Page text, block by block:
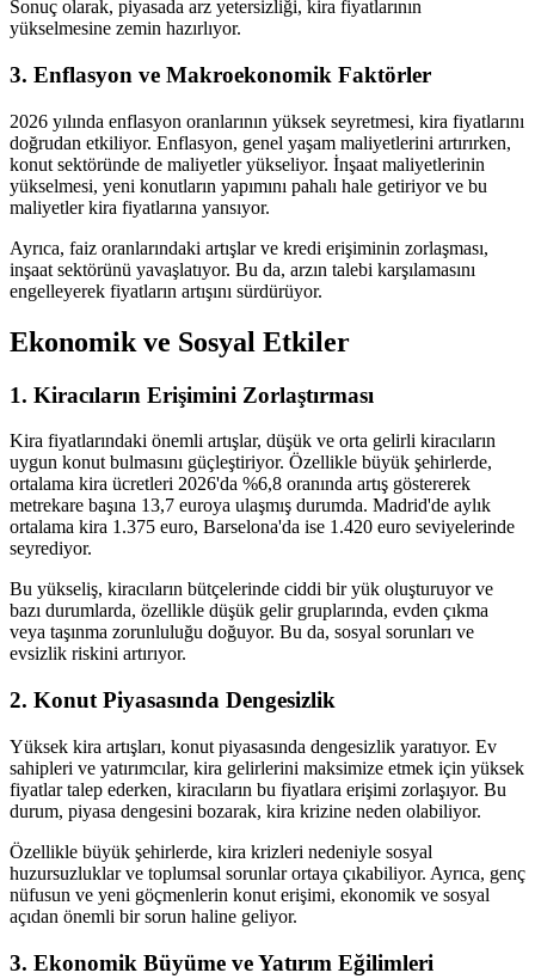
Sonuç olarak, piyasada arz yetersizliği, kira fiyatlarının
yükselmesine zemin hazırlıyor.
3. Enflasyon ve Makroekonomik Faktörler
2026 yılında enflasyon oranlarının yüksek seyretmesi, kira fiyatlarını
doğrudan etkiliyor. Enflasyon, genel yaşam maliyetlerini artırırken,
konut sektöründe de maliyetler yükseliyor. İnşaat maliyetlerinin
yükselmesi, yeni konutların yapımını pahalı hale getiriyor ve bu
maliyetler kira fiyatlarına yansıyor.
Ayrıca, faiz oranlarındaki artışlar ve kredi erişiminin zorlaşması,
inşaat sektörünü yavaşlatıyor. Bu da, arzın talebi karşılamasını
engelleyerek fiyatların artışını sürdürüyor.
Ekonomik ve Sosyal Etkiler
1. Kiracıların Erişimini Zorlaştırması
Kira fiyatlarındaki önemli artışlar, düşük ve orta gelirli kiracıların
uygun konut bulmasını güçleştiriyor. Özellikle büyük şehirlerde,
ortalama kira ücretleri 2026'da %6,8 oranında artış göstererek
metrekare başına 13,7 euroya ulaşmış durumda. Madrid'de aylık
ortalama kira 1.375 euro, Barselona'da ise 1.420 euro seviyelerinde
seyrediyor.
Bu yükseliş, kiracıların bütçelerinde ciddi bir yük oluşturuyor ve
bazı durumlarda, özellikle düşük gelir gruplarında, evden çıkma
veya taşınma zorunluluğu doğuyor. Bu da, sosyal sorunları ve
evsizlik riskini artırıyor.
2. Konut Piyasasında Dengesizlik
Yüksek kira artışları, konut piyasasında dengesizlik yaratıyor. Ev
sahipleri ve yatırımcılar, kira gelirlerini maksimize etmek için yüksek
fiyatlar talep ederken, kiracıların bu fiyatlara erişimi zorlaşıyor. Bu
durum, piyasa dengesini bozarak, kira krizine neden olabiliyor.
Özellikle büyük şehirlerde, kira krizleri nedeniyle sosyal
huzursuzluklar ve toplumsal sorunlar ortaya çıkabiliyor. Ayrıca, genç
nüfusun ve yeni göçmenlerin konut erişimi, ekonomik ve sosyal
açıdan önemli bir sorun haline geliyor.
3. Ekonomik Büyüme ve Yatırım Eğilimleri